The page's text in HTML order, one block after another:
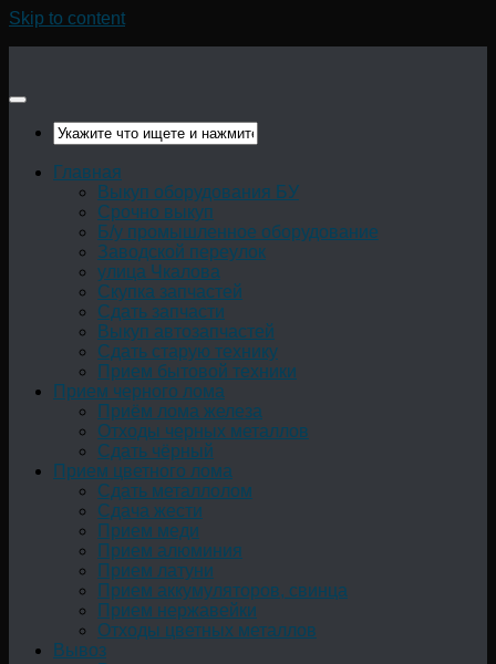
Skip to content
Главная
Выкуп оборудования БУ
Срочно выкуп
Б/у промышленное оборудование
Заводской переулок
улица Чкалова
Скупка запчастей
Сдать запчасти
Выкуп автозапчастей
Сдать старую технику
Прием бытовой техники
Прием черного лома
Приём лома железа
Отходы черных металлов
Сдать чёрный
Прием цветного лома
Сдать металлолом
Сдача жести
Прием меди
Прием алюминия
Прием латуни
Прием аккумуляторов, свинца
Прием нержавейки
Отходы цветных металлов
Вывоз